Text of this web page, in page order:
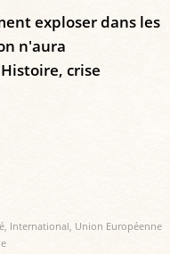
exploser dans les
n'aura
crise
, International, Union Européenne